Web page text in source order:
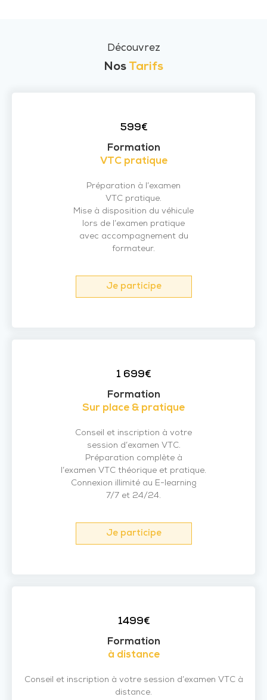
Découvrez
Nos Tarifs
599€
Formation
VTC pratique
Préparation à l’examen
VTC pratique.
Mise à disposition du véhicule
lors de l’examen pratique
avec accompagnement du
formateur.
Je participe
1 699€
Formation
Sur place & pratique
Conseil et inscription à votre
session d’examen VTC.
Préparation complète à
l’examen VTC théorique et pratique.
Connexion illimité au E-learning
7/7 et 24/24.
Je participe
1499€
Formation
à distance
Conseil et inscription à votre session d’examen VTC à
distance.